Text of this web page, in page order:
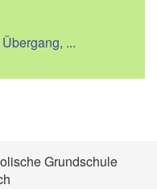
...
Grundschule